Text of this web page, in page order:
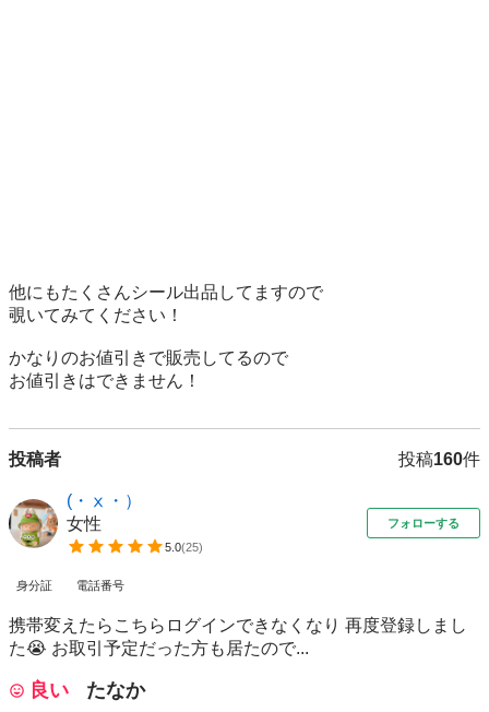
他にもたくさんシール出品してますので
覗いてみてください！
かなりのお値引きで販売してるので
お値引きはできません！
投稿者 投稿160件
(・ⅹ・）
女性
5.0(25)
フォローする
身分証 電話番号
携帯変えたらこちらログインできなくなり 再度登録しまし
た😭 お取引予定だった方も居たので...
良い たなか